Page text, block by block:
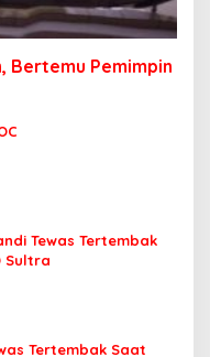
Bertemu Pemimpin
Tewas Tertembak
Sultra
Tertembak Saat